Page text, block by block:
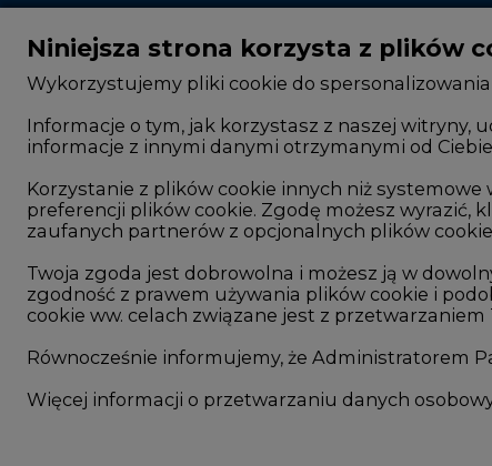
CIRE - kim jesteśmy
Reklamuj się na CIRE
Patronat medialny CIRE
ARE - wydawca portalu CIRE
Zasady korzystania z portalu
Rok 2025 na CIRE
Rok 2024 na CIRE
Rok 2023 na CIRE
Rok 2022 na CIRE
RODO
Komentarze
Niniejsza strona korzysta z plików
Wykorzystujemy pliki cookie do
Informacje o tym, jak korzystasz z naszej witryny,
informacje z innymi danymi otrzymanymi od
Korzystanie z plików cookie innych niż
preferencji plików cookie. Zgodę możesz wyrazić,
zaufanych partnerów z opcjonalnych plików
Twoja zgoda jest dobrowolna i możesz ją w
zgodność z prawem używania plików cookie i
cookie ww. celach związane jest z
Równocześnie informujemy, że Administratorem
Więcej informacji o przetwarzaniu danych